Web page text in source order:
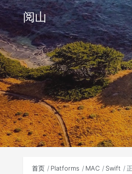
阅山
首页 Platforms MAC Swift